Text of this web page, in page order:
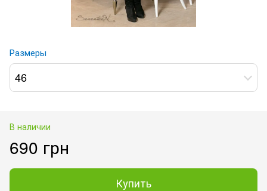
Размеры
46
В наличии
690 грн
Купить